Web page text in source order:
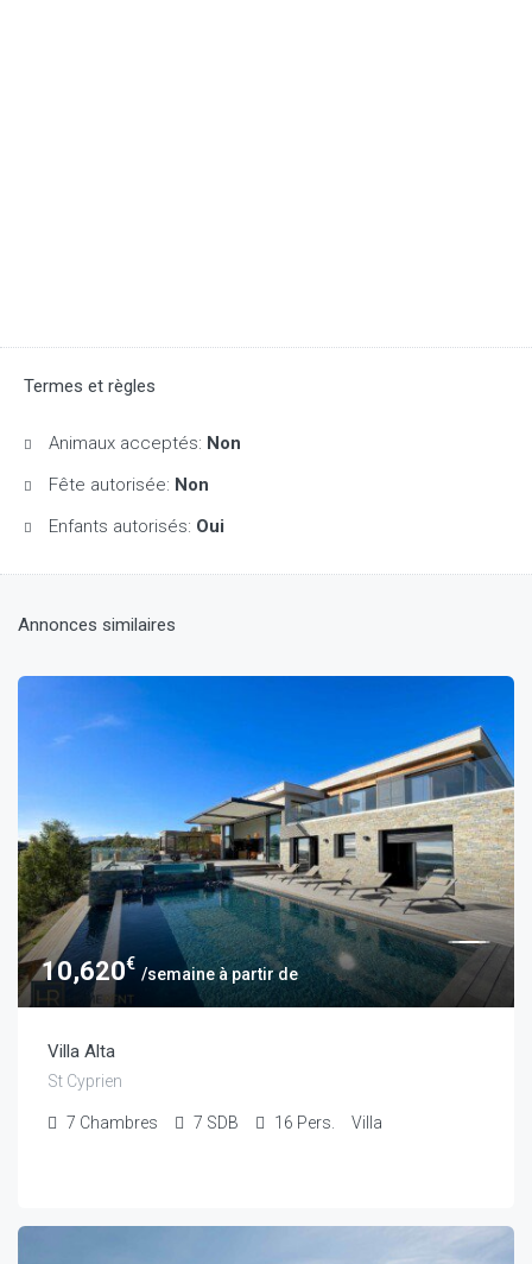
Termes et règles
Animaux acceptés: Non
Fête autorisée: Non
Enfants autorisés: Oui
Annonces similaires
10,620€
/semaine à partir de
Villa Alta
St Cyprien
7 Chambres 7 SDB 16 Pers. Villa